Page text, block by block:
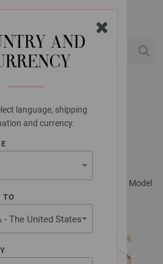
AND
language, shipping
and currency.
TO
- The United States
STUDIO
ECOPUNO
(DE) + Strikkeopskrifter (DK) | Model